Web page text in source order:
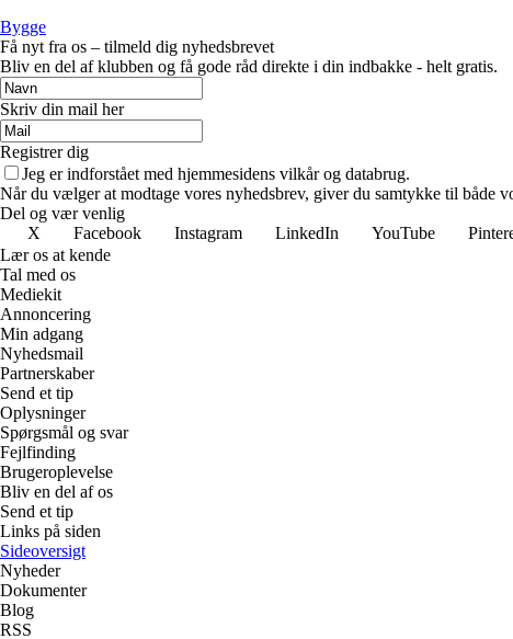
Bygge
Få nyt fra os – tilmeld dig nyhedsbrevet
Bliv en del af klubben og få gode råd direkte i din indbakke - helt gratis.
Skriv din mail her
Registrer dig
Jeg er indforstået med hjemmesidens vilkår og databrug.
Når du vælger at modtage vores nyhedsbrev, giver du samtykke til
Del og vær venlig
X
Facebook Instagram LinkedIn YouTube
Lær os at kende
Tal med os
Mediekit
Annoncering
Min adgang
Nyhedsmail
Partnerskaber
Send et tip
Oplysninger
Spørgsmål og svar
Fejlfinding
Brugeroplevelse
Bliv en del af os
Send et tip
Links på siden
Sideoversigt
Nyheder
Dokumenter
Blog
RSS